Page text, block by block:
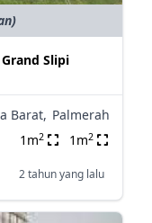
Slipi
Barat, Palmerah
1m2 1m2
2 tahun yang lalu